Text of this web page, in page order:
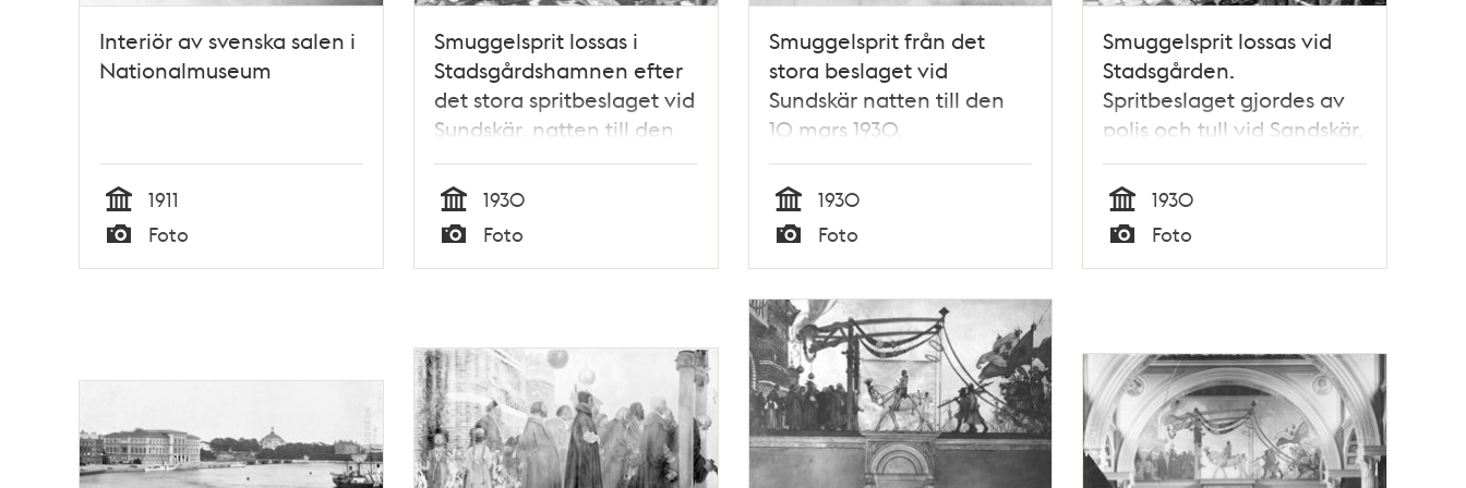
Interiör av svenska salen i
Nationalmuseum
Tid
1911
Typ
Foto
Smuggelsprit lossas i
Stadsgårdshamnen efter
det stora spritbeslaget vid
Sundskär, natten till den
10 mars 1930. Tull och
polis beslagtog mer än
20000 liter sprit.
Tid
1930
Typ
Foto
Smuggelsprit från det
stora beslaget vid
Sundskär natten till den
10 mars 1930.
Tid
1930
Typ
Foto
Smuggelsprit lossas vid
Stadsgården.
Spritbeslaget gjordes av
polis och tull vid Sandskär,
natten till den 10 mars
1930.
Tid
1930
Typ
Foto